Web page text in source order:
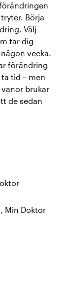
Börja
Välj
tar dig
vecka.
förändring
tid – men
brukar
de sedan
, Min Doktor